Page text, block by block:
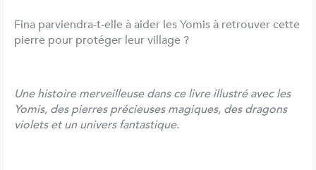
Fina parviendra-t-elle à aider les Yomis à retrouver cette
pierre pour protéger leur village ?
Une histoire merveilleuse dans ce livre illustré avec les
Yomis, des pierres précieuses magiques, des dragons
violets et un univers fantastique.